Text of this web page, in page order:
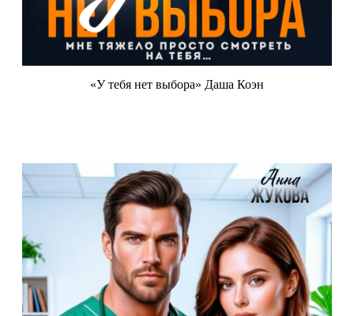
«У тебя нет выбора» Даша Коэн